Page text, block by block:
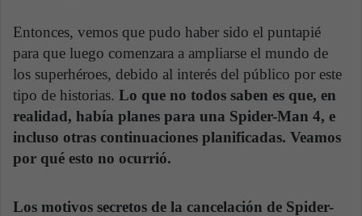
Entonces, vemos que pudo haber sido el puntapié
para que luego comenzara a ampliarse el mundo de
los superhéroes, debido al interés del público por este
tipo de historias. Lo que no todos saben es que, en
realidad, había planes para una Spider-Man 4, e
incluso otras continuaciones planificadas. Veamos
por qué esto no ocurrió.
Los motivos secretos de la cancelación de Spider-